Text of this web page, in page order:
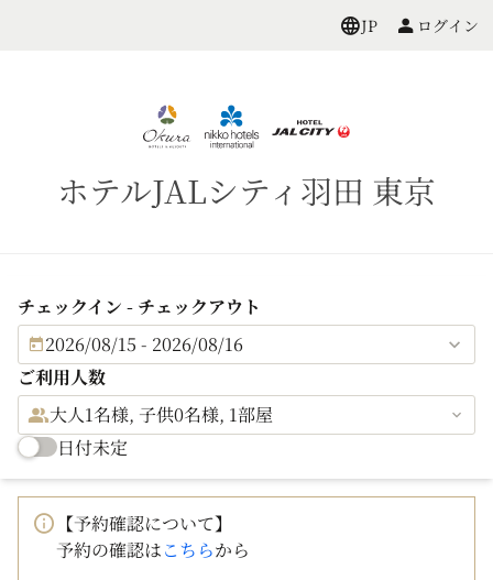
JP ログイン
ホテルJALシティ羽田 東京
チェックイン - チェックアウト
2026/08/15 - 2026/08/16
ご利用人数
大人1名様, 子供0名様, 1部屋
日付未定
【予約確認について】
予約の確認はこちらから